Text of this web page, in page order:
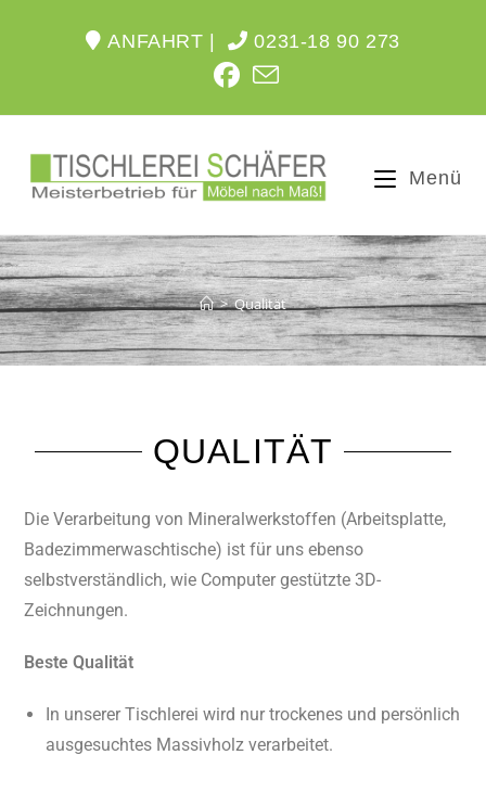
ANFAHRT | 0231-18 90 273
Menü
> Qualität
QUALITÄT
Die Verarbeitung von Mineralwerkstoffen (Arbeitsplatte,
Badezimmerwaschtische) ist für uns ebenso
selbstverständlich, wie Computer gestützte 3D-
Zeichnungen.
Beste Qualität
In unserer Tischlerei wird nur trockenes und persönlich
ausgesuchtes Massivholz verarbeitet.